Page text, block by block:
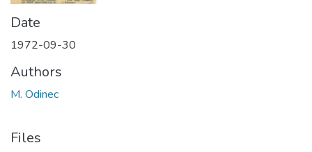
Date
1972-09-30
Authors
M. Odinec
Files